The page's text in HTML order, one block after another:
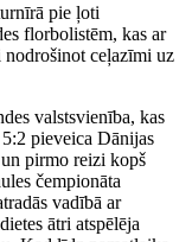
pie ļoti
florbolistēm, kas ar
ceļazīmi uz
valstsvienība, kas
pieveica Dānijas
pirmo reizi kopš
čempionāta
vadībā ar
ātri atspēlēja